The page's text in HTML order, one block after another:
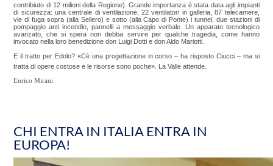
contribiuto di 12 milioni della Regione). Grande importanza è stata data agli impianti
di sicurezza: una centrale di ventilazione, 22 ventilatori in galleria, 87 telecamere,
vie di fuga sopra (alla Sellero) e sotto (alla Capo di Ponte) i tunnel, due stazioni di
pompaggio anti incendio, pannelli a messaggio verbale. Un apparato tecnologico
avanzato, che si spera non debba servire per qualche tragedia, come hanno
invocato nella loro benedizione don Luigi Dotti e don Aldo Mariotti.
E il tratto per Edolo? «Cè una progettazione in corso – ha risposto Ciucci – ma si
tratta di opere costose e le risorse sono poche». La Valle attende.
Enrico Mirani
CHI ENTRA IN ITALIA ENTRA IN
EUROPA!